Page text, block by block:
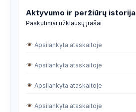
Aktyvumo ir peržiūrų istorija
Paskutiniai užklausų įrašai
Apsilankyta ataskaitoje
Apsilankyta ataskaitoje
Apsilankyta ataskaitoje
Apsilankyta ataskaitoje